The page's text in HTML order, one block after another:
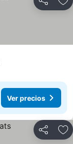
Compartir
Ver precios
Compartir